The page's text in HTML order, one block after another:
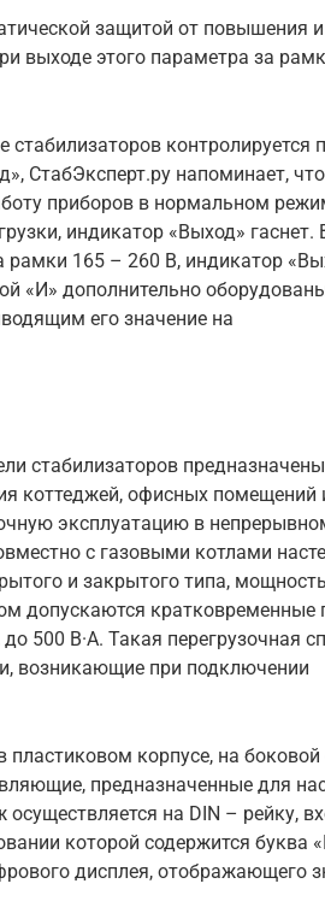
защитой от повышения
выходе этого параметра за
контролируется
СтабЭксперт.ру напоминает,
приборов в нормальном
индикатор «Выход» гаснет.
рамки 165 – 260 В, индикатор
«И» дополнительно
его значение на
стабилизаторов
коттеджей, офисных помещений
эксплуатацию в
с газовыми котлами
и закрытого типа,
допускаются кратковременные
500 В·А. Такая перегрузочная
возникающие при подключении
корпусе, на боковой
предназначенные для
на DIN – рейку,
которой содержится буква
дисплея, отображающего